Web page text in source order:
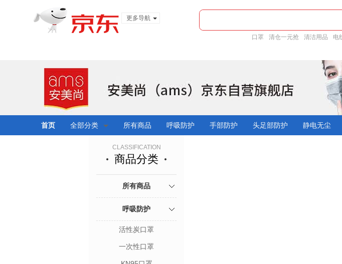
更多导航
口罩 清仓一元抢 清洁用品 电
首页 全部分类 所有商品 呼吸防护 手部防护 头足部防护 静电无尘
CLASSIFICATION
商品分类
所有商品
呼吸防护
活性炭口罩
一次性口罩